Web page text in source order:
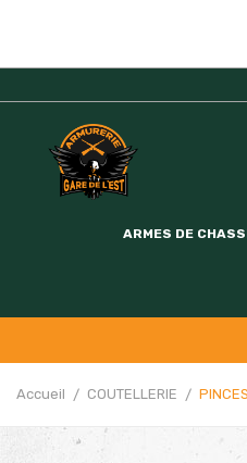
ARMES DE
Accueil COUTELLERIE